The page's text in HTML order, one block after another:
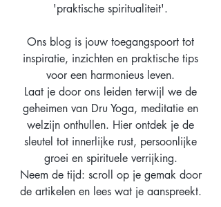
'praktische spiritualiteit'.
Ons blog is jouw toegangspoort tot
inspiratie, inzichten en praktische tips
voor een harmonieus leven.
Laat je door ons leiden terwijl we de
geheimen van Dru Yoga, meditatie en
welzijn onthullen. Hier ontdek je de
sleutel tot innerlijke rust, persoonlijke
groei en spirituele verrijking.
Neem de tijd: scroll op je gemak door
de artikelen en lees wat je aanspreekt.